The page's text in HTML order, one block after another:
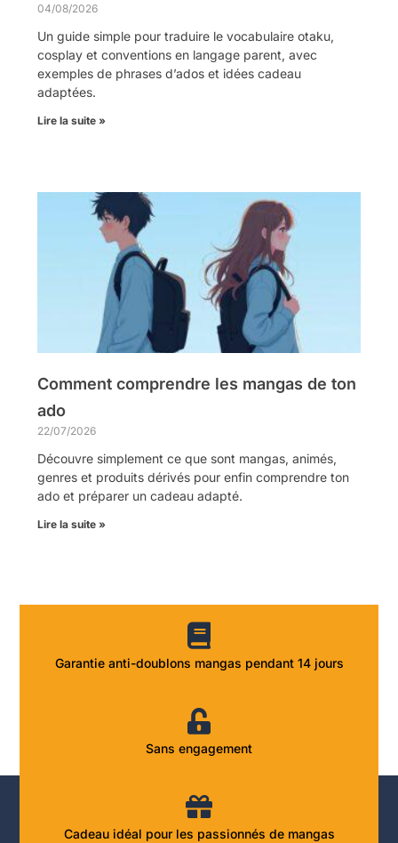
04/08/2026
Un guide simple pour traduire le vocabulaire otaku,
cosplay et conventions en langage parent, avec
exemples de phrases d’ados et idées cadeau
adaptées.
Lire la suite »
Comment comprendre les mangas de ton
ado
22/07/2026
Découvre simplement ce que sont mangas, animés,
genres et produits dérivés pour enfin comprendre ton
ado et préparer un cadeau adapté.
Lire la suite »
Garantie anti-doublons mangas pendant 14 jours
Sans engagement
Cadeau idéal pour les passionnés de mangas